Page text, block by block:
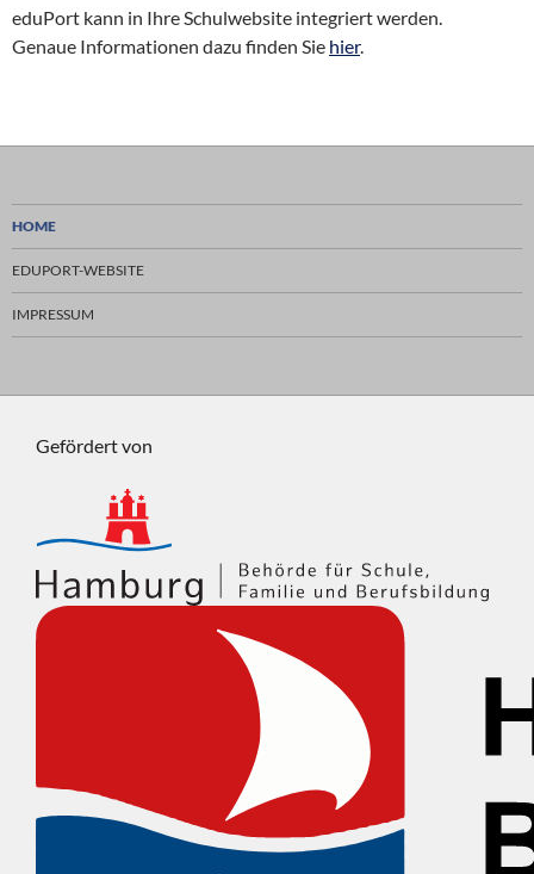
eduPort kann in Ihre Schulwebsite integriert werden.
Genaue Informationen dazu finden Sie hier.
HOME
EDUPORT-WEBSITE
IMPRESSUM
Gefördert von